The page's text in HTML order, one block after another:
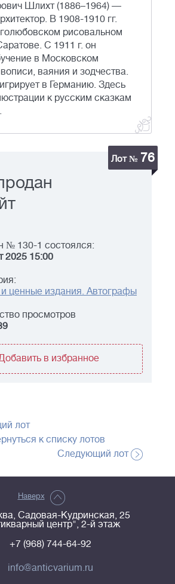
Шлихт (1886–1964) —
В 1908-1910 гг.
рисовальном
С 1911 г. он
в Московском
ваяния и зодчества.
в Германию. Здесь
к русским сказкам
Лот № 76
№ 130-1 состоялся:
2025 15:00
и ценные издания. Автографы
просмотров
в избранное
лот
к списку лотов
Следующий лот
Наверх
Садовая-Кудринская, 25
центр", 2-й этаж
+7 (968) 744-64-92
info@anticvarium.ru